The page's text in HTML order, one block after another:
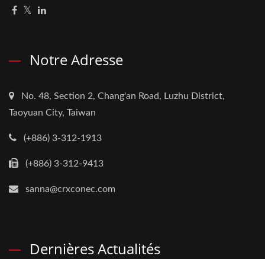
Notre Adresse
No. 48, Section 2, Chang'an Road, Luzhu District,
Taoyuan City, Taiwan
(+886) 3-312-1913
(+886) 3-312-9413
sanna@crxconec.com
Dernières Actualités